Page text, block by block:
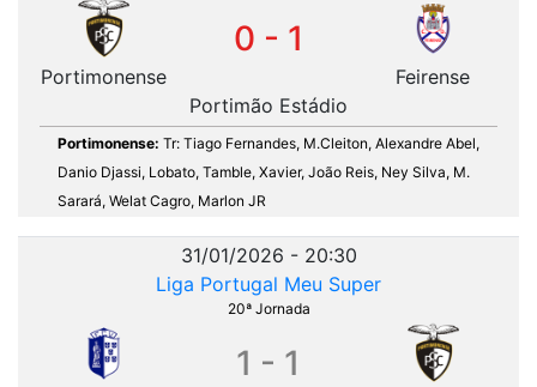
Portimonense
0 - 1
Feirense
Portimão Estádio
Portimonense: Tr: Tiago Fernandes, M.Cleiton, Alexandre Abel,
Danio Djassi, Lobato, Tamble, Xavier, João Reis, Ney Silva, M.
Sarará, Welat Cagro, Marlon JR
31/01/2026 - 20:30
Liga Portugal Meu Super
20ª Jornada
1 - 1